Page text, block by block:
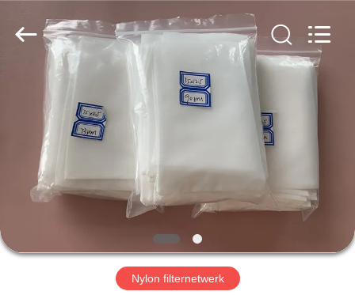
PRODUCTEN
ONGEVEER
ONS
FABRIEKSREIS
Mesh
Nylon filternetwerk